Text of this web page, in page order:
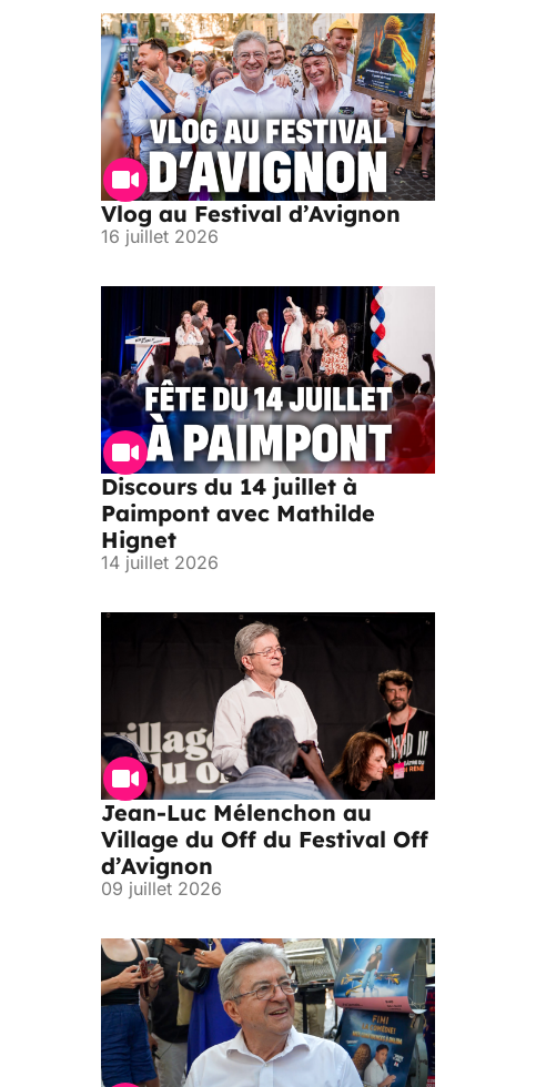
Vlog au Festival d’Avignon
16 juillet 2026
Discours du 14 juillet à
Paimpont avec Mathilde
Hignet
14 juillet 2026
Jean-Luc Mélenchon au
Village du Off du Festival Off
d’Avignon
09 juillet 2026